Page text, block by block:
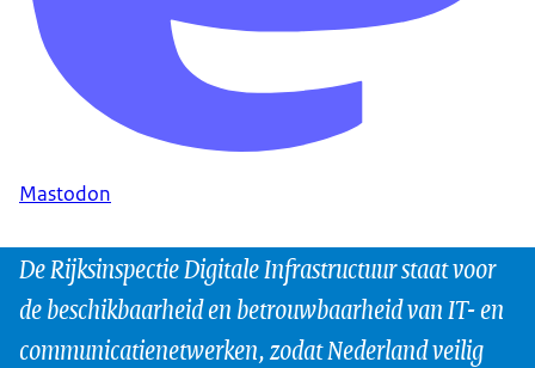
Mastodon
De Rijksinspectie Digitale Infrastructuur staat voor
de beschikbaarheid en betrouwbaarheid van IT- en
communicatienetwerken, zodat Nederland veilig